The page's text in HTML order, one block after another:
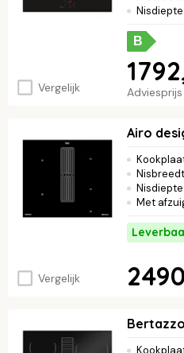
Vergelijk
Nisdiepte
B
Adviesprijs
Vergelijk
Airo
Nisdiepte
Met